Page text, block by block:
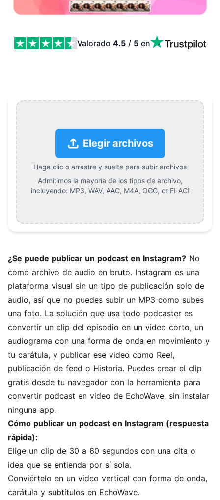
Valorado 4.5 / 5 en
Elegir archivos
Haga clic o arrastre y suelte para subir archivos
Admitimos la mayoría de los tipos de archivo,
incluyendo: MP3, WAV, AAC, M4A, OGG, or FLAC!
¿Se puede publicar un podcast en Instagram? No
como archivo de audio en bruto. Instagram es una
plataforma visual sin un tipo de publicación solo de
audio, así que no puedes subir un MP3 como subes
una foto. La solución que usa todo podcaster es
convertir un clip del episodio en un video corto, un
audiograma con una forma de onda en movimiento y
tu carátula, y publicar ese video como Reel,
publicación de feed o Historia. Puedes crear el clip
gratis desde tu navegador con la herramienta para
convertir podcast en video de EchoWave, sin instalar
ninguna app.
Cómo publicar un podcast en Instagram (respuesta
rápida):
Elige un clip de 30 a 60 segundos con una cita o
idea que se entienda por sí sola.
Conviértelo en un video vertical con forma de onda,
carátula y subtítulos en EchoWave.